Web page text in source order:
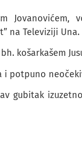
Jovanovićem,
na Televiziji Una.
košarkašem
i potpuno
gubitak